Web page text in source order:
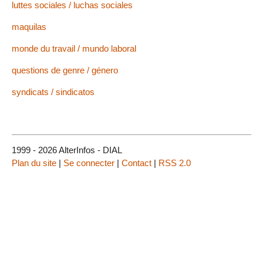
luttes sociales / luchas sociales
maquilas
monde du travail / mundo laboral
questions de genre / género
syndicats / sindicatos
1999 - 2026 AlterInfos - DIAL
Plan du site | Se connecter | Contact | RSS 2.0